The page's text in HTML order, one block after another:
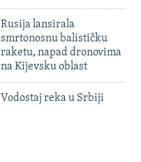
Rusija lansirala
smrtonosnu balističku
raketu, napad dronovima
na Kijevsku oblast
Vodostaj reka u Srbiji